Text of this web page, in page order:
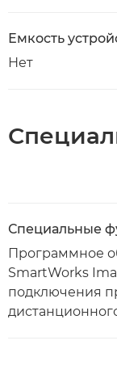
Емкость
Нет
Специальные
Программное
SmartWorks
подключения